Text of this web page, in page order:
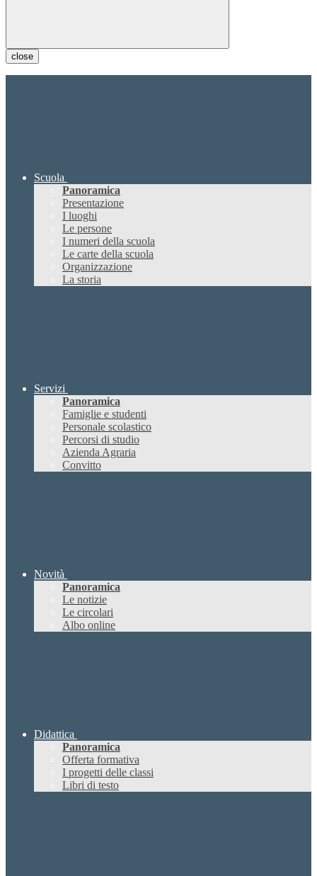
close
Scuola
Panoramica
Presentazione
I luoghi
Le persone
I numeri della scuola
Le carte della scuola
Organizzazione
La storia
Servizi
Panoramica
Famiglie e studenti
Personale scolastico
Percorsi di studio
Azienda Agraria
Convitto
Novità
Panoramica
Le notizie
Le circolari
Albo online
Didattica
Panoramica
Offerta formativa
I progetti delle classi
Libri di testo